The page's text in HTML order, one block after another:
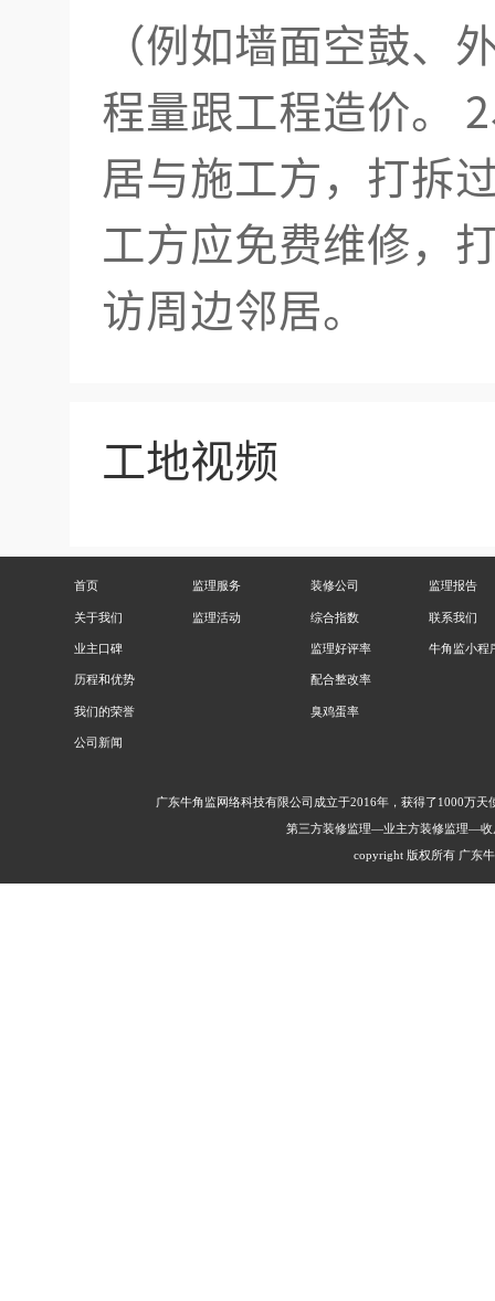
（例如墙面空鼓、
程量跟工程造价。
居与施工方，打拆
工方应免费维修，
访周边邻居。
工地视频
首页
关于我们
业主口碑
历程和优势
我们的荣誉
公司新闻
监理服务
监理活动
装修公司
综合指数
监理好评率
配合整改率
臭鸡蛋率
监理报告
联系我们
牛角监小程
广东牛角监网络科技有限公司成立于2016年，获得了1000万
第三方装修监理—业主方装修监理—
copyright 版权所有 广东